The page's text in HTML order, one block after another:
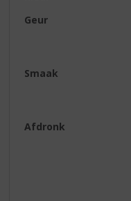
Geur
Smaak
Afdronk